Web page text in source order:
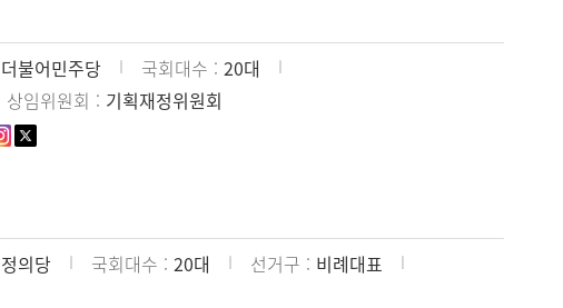
더불어민주당 국회대수
20대
상임위원회
기획재정위원회
정의당 국회대수 20대 선거구
비례대표